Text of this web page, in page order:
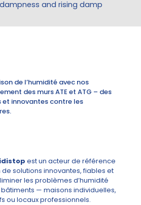
and rising damp
de l’humidité avec nos
des murs ATE et ATG – des
innovantes contre les
est un acteur de référence
solutions innovantes, fiables et
les problèmes d’humidité
— maisons individuelles,
ou locaux professionnels.